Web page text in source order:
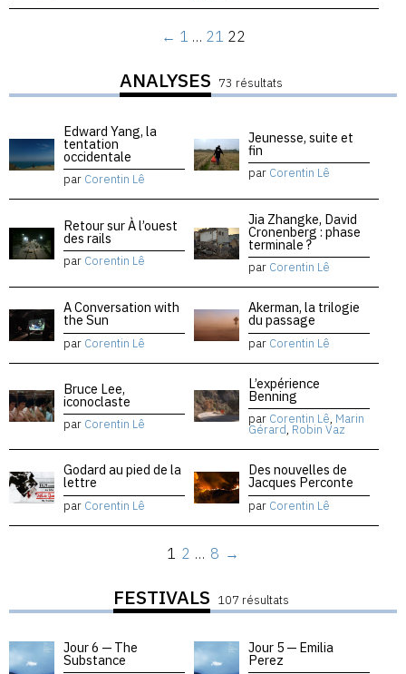
← 1 … 21 22
ANALYSES 73 résultats
Edward Yang, la
tentation
occidentale
par Corentin Lê
Jeunesse, suite et
fin
par Corentin Lê
Retour sur À l’ouest
des rails
par Corentin Lê
Jia Zhangke, David
Cronenberg : phase
terminale ?
par Corentin Lê
A Conversation with
the Sun
par Corentin Lê
Akerman, la trilogie
du passage
par Corentin Lê
Bruce Lee,
iconoclaste
par Corentin Lê
L’expérience
Benning
par Corentin Lê, Marin
Gérard, Robin Vaz
Godard au pied de la
lettre
par Corentin Lê
Des nouvelles de
Jacques Perconte
par Corentin Lê
1 2 … 8 →
FESTIVALS 107 résultats
Jour 6 — The
Substance
Jour 5 — Emilia
Perez